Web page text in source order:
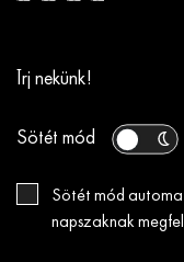
Írj nekünk!
Sötét mód
Sötét mód
napszaknak